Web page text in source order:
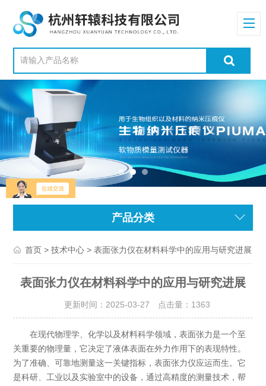
产品分类
首页 >技术中心 > 表面张力仪在材料科学中的应用与研究进展
表面张力仪在材料科学中的应用与研究进展
更新时间：2025-03-27 点击量： 1363
在现代物理学、化学以及材料科学领域，表面张力是一个至
关重要的物理量，它决定了液体表面在外力作用下的表现特性。
为了准确、可靠地测量这一关键指标，表面张力仪应运而生。它
是科研、工业以及实验室中的设备，通过高精度的测量技术，帮